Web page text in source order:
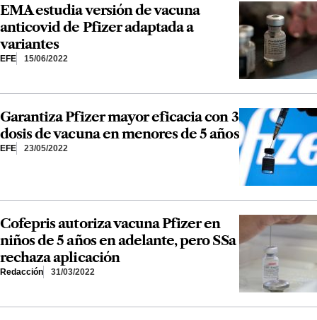
EMA estudia versión de vacuna
anticovid de Pfizer adaptada a
variantes
EFE 15/06/2022
Garantiza Pfizer mayor eficacia con 3
dosis de vacuna en menores de 5 años
EFE 23/05/2022
Cofepris autoriza vacuna Pfizer en
niños de 5 años en adelante, pero SSa
rechaza aplicación
Redacción 31/03/2022